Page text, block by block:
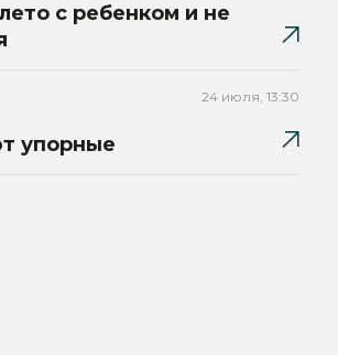
с ребенком и не
24 июля, 13:30
упорные